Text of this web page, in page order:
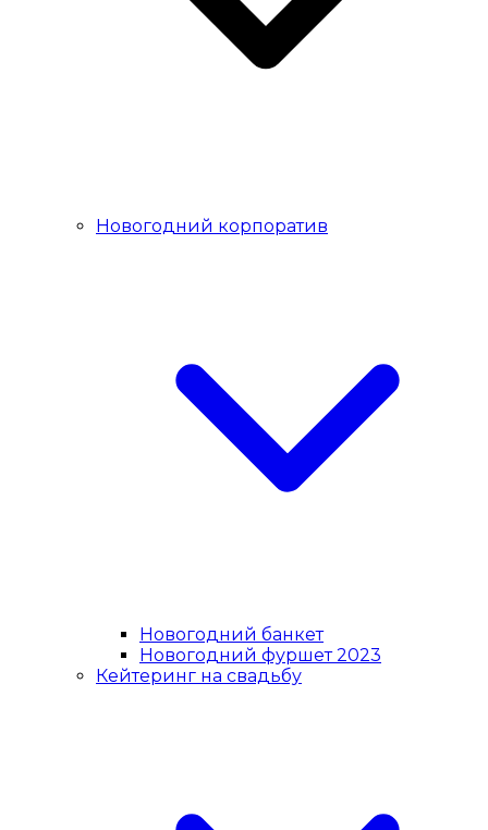
Новогодний корпоратив
Новогодний банкет
Новогодний фуршет 2023
Кейтеринг на свадьбу